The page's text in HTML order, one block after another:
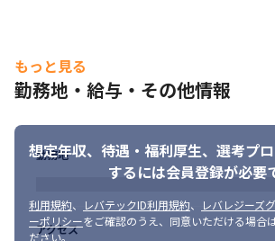
テップアップするための土台を築いていきます
・大手SIer、メーカー、商社、当社グループ
・金融、流通、教育、マスコミなど、幅広い
・テレワーク導入率 約80％（出社頻度はPJ
【具体的なお仕事例】
・大手SIer向け／Windowsサーバ・ネットワ
・大手メーカー向け／AWS基盤・サーバ運用
もっと見る
勤務地・給与・その他情報
想定年収、待遇・福利厚生、 選考プ
するには会員登録が必要
利用規約、 レバテックID利用規約、
レバレジーズ
ーポリシーをご確認のうえ、同意いただける場合
ださい。
勤務地
アクセス